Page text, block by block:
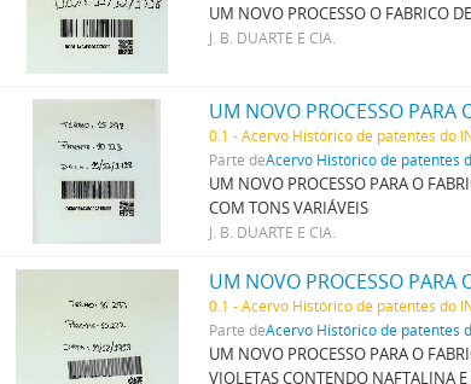
UM NOVO PROCESSO O FABRICO
J. B. DUARTE E CIA.
0.1 - Acervo Histórico de patentes do
Parte deAcervo Histórico de patentes
UM NOVO PROCESSO PARA O
COM TONS VARIÁVEIS
J. B. DUARTE E CIA.
0.1 - Acervo Histórico de patentes do
Parte deAcervo Histórico de patentes
UM NOVO PROCESSO PARA O
VIOLETAS CONTENDO NAFTALINA E